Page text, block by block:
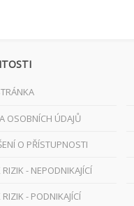
OSOBNÍCH ÚDAJŮ
O PŘÍSTUPNOSTI
- NEPODNIKAJÍCÍ
- PODNIKAJÍCÍ